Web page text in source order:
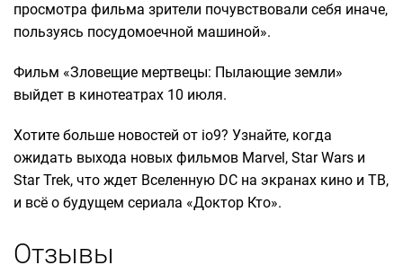
просмотра фильма зрители почувствовали себя иначе,
пользуясь посудомоечной машиной».
Фильм «Зловещие мертвецы: Пылающие земли»
выйдет в кинотеатрах 10 июля.
Хотите больше новостей от io9? Узнайте, когда
ожидать выхода новых фильмов Marvel, Star Wars и
Star Trek, что ждет Вселенную DC на экранах кино и ТВ,
и всё о будущем сериала «Доктор Кто».
Отзывы